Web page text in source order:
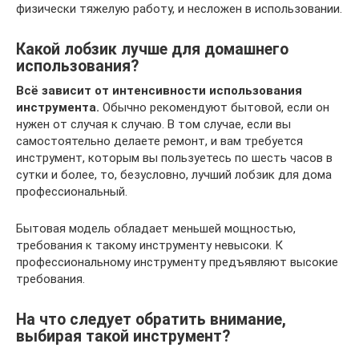
физически тяжелую работу, и несложен в использовании.
Какой лобзик лучше для домашнего
использования?
Всё зависит от интенсивности использования
инструмента. Обычно рекомендуют бытовой, если он
нужен от случая к случаю. В том случае, если вы
самостоятельно делаете ремонт, и вам требуется
инструмент, которым вы пользуетесь по шесть часов в
сутки и более, то, безусловно, лучший лобзик для дома
профессиональный.
Бытовая модель обладает меньшей мощностью,
требования к такому инструменту невысоки. К
профессиональному инструменту предъявляют высокие
требования.
На что следует обратить внимание,
выбирая такой инструмент?